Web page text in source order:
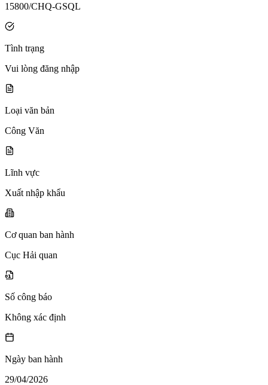
15800/CHQ-GSQL
Tình trạng
Vui lòng đăng nhập
Loại văn bản
Công Văn
Lĩnh vực
Xuất nhập khẩu
Cơ quan ban hành
Cục Hải quan
Số công báo
Không xác định
Ngày ban hành
29/04/2026